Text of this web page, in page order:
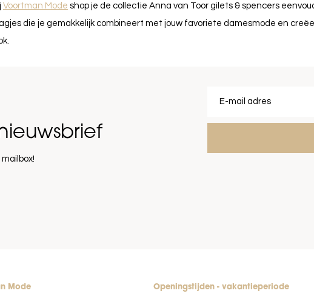
Voortman Mode shop je de collectie Anna van Toor gilets & spencers
die je gemakkelijk combineert met jouw favoriete damesmode en
Mode Openingstijden - vakantieperiode